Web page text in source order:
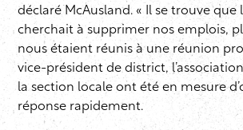
déclaré McAusland. « Il se trouve que
cherchait à supprimer nos emplois,
nous étaient réunis à une réunion
vice-président de district,
la section locale ont été en mesure
réponse rapidement.